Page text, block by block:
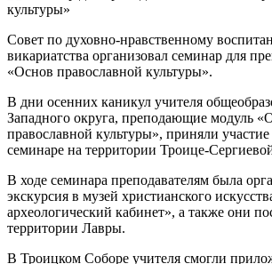
Совет по духовно-нравственному
викариатства организовал семинар для
«Основ православной культуры».
В дни осенних каникул учителя
Западного округа, преподающие модуль
православной культуры», приняли
семинаре на территории Троице-
В ходе семинара преподавателям была
экскурсия в музей христианского
археологический кабинет», а также они
территории Лавры.
В Троицком Соборе учителя смогли